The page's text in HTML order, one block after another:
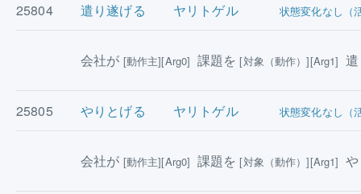
25804 遣り遂げる ヤリトゲル 状態変化なし（
会社が [動作主][Arg0] 課題を[対象（動作）][Arg1]
25805 やりとげる ヤリトゲル 状態変化なし（
会社が [動作主][Arg0] 課題を[対象（動作）][Arg1]